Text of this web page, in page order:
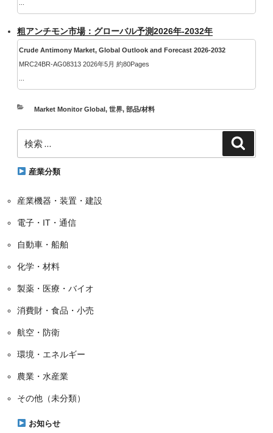
粗アンチモン市場：グローバル予測2026年-2032年
Crude Antimony Market, Global Outlook and Forecast 2026-2032
MRC24BR-AG08313 2026年5月 約80Pages
カ
リ
Market Monitor Global, 世界, 部品/材料
索:
産業分類
産業機器・装置・建設
電子・IT・通信
自動車・船舶
化学・材料
製薬・医療・バイオ
消費財・食品・小売
航空・防衛
環境・エネルギー
農業・水産業
その他（未分類）
お知らせ